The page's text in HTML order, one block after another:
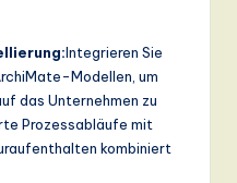
Integrieren Sie
Modellen, um
das Unternehmen zu
Prozessabläufe mit
kombiniert